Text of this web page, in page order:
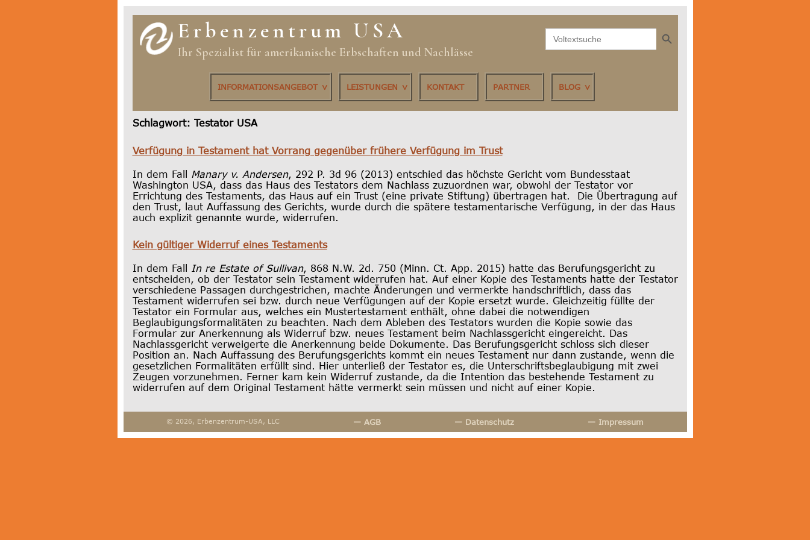
Erbenzentrum USA
Ihr Spezialist für amerikanische Erbschaften und Nachlässe
Search
for:
Search Button
INFORMATIONSANGEBOT LEISTUNGEN KONTAKT PARTNER BLOG
Schlagwort: Testator USA
Verfügung in Testament hat Vorrang gegenüber frühere Verfügung im Trust
In dem Fall Manary v. Andersen, 292 P. 3d 96 (2013) entschied das höchste Gericht vom Bundesstaat
Washington USA, dass das Haus des Testators dem Nachlass zuzuordnen war, obwohl der Testator vor
Errichtung des Testaments, das Haus auf ein Trust (eine private Stiftung) übertragen hat. Die Übertragung auf
den Trust, laut Auffassung des Gerichts, wurde durch die spätere testamentarische Verfügung, in der das Haus
auch explizit genannte wurde, widerrufen.
Kein gültiger Widerruf eines Testaments
In dem Fall In re Estate of Sullivan, 868 N.W. 2d. 750 (Minn. Ct. App. 2015) hatte das Berufungsgericht zu
entscheiden, ob der Testator sein Testament widerrufen hat. Auf einer Kopie des Testaments hatte der Testator
verschiedene Passagen durchgestrichen, machte Änderungen und vermerkte handschriftlich, dass das
Testament widerrufen sei bzw. durch neue Verfügungen auf der Kopie ersetzt wurde. Gleichzeitig füllte der
Testator ein Formular aus, welches ein Mustertestament enthält, ohne dabei die notwendigen
Beglaubigungsformalitäten zu beachten. Nach dem Ableben des Testators wurden die Kopie sowie das
Formular zur Anerkennung als Widerruf bzw. neues Testament beim Nachlassgericht eingereicht. Das
Nachlassgericht verweigerte die Anerkennung beide Dokumente. Das Berufungsgericht schloss sich dieser
Position an. Nach Auffassung des Berufungsgerichts kommt ein neues Testament nur dann zustande, wenn die
gesetzlichen Formalitäten erfüllt sind. Hier unterließ der Testator es, die Unterschriftsbeglaubigung mit zwei
Zeugen vorzunehmen. Ferner kam kein Widerruf zustande, da die Intention das bestehende Testament zu
widerrufen auf dem Original Testament hätte vermerkt sein müssen und nicht auf einer Kopie.
© 2026, Erbenzentrum-USA, LLC — AGB — Datenschutz — Impressum